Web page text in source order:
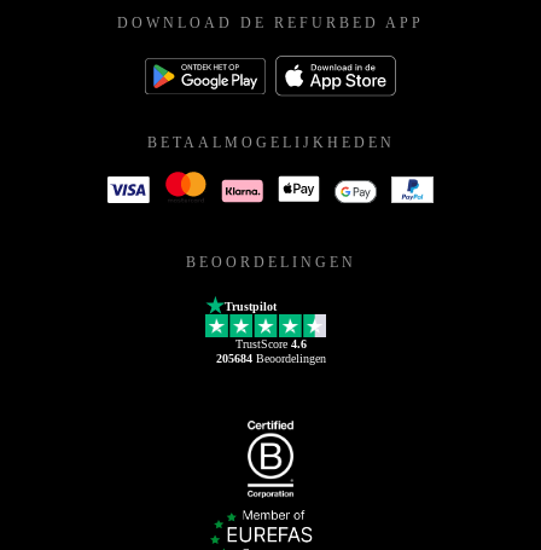
DOWNLOAD DE REFURBED APP
BETAALMOGELIJKHEDEN
BEOORDELINGEN
Trustpilot
TrustScore 4.6
205684Beoordelingen